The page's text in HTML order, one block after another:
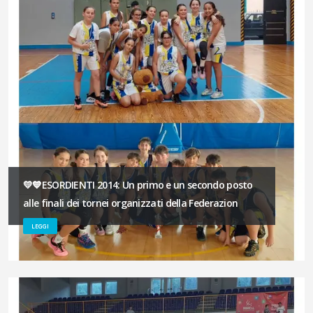
💛💙ESORDIENTI 2014: Un primo e un secondo posto
alle finali dei tornei organizzati della Federazion
LEGGI